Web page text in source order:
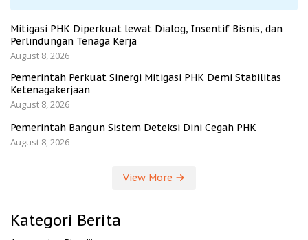
Mitigasi PHK Diperkuat lewat Dialog, Insentif Bisnis, dan
Perlindungan Tenaga Kerja
August 8, 2026
Pemerintah Perkuat Sinergi Mitigasi PHK Demi Stabilitas
Ketenagakerjaan
August 8, 2026
Pemerintah Bangun Sistem Deteksi Dini Cegah PHK
August 8, 2026
View More
Kategori Berita